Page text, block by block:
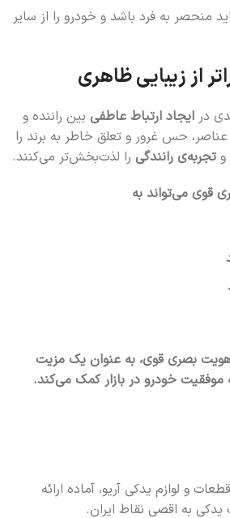
منحصر به فرد باشد و خودرو را از سایر
از زیبایی ظاهری
در ایجاد ارتباط عاطفی بین راننده و
حس غرور و تعلق خاطر به برند را
و تجربه‌ی رانندگی را لذت‌بخش‌تر می‌کنند.
قوی می‌تواند به
هویت بصری قوی، به عنوان یک مزیت
موفقیت خودرو در بازار کمک می‌کند.
و لوازم یدکی آریو، آماده ارائه
به اقصی نقاط ایران.